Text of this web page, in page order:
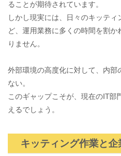
ることが期待されています。
しかし現実には、日々のキッテ
ど、運用業務に多くの時間を割
りません。
外部環境の高度化に対して、内部
ない。
このギャップこそが、現在のIT部
えるでしょう。
キッティング作業と企